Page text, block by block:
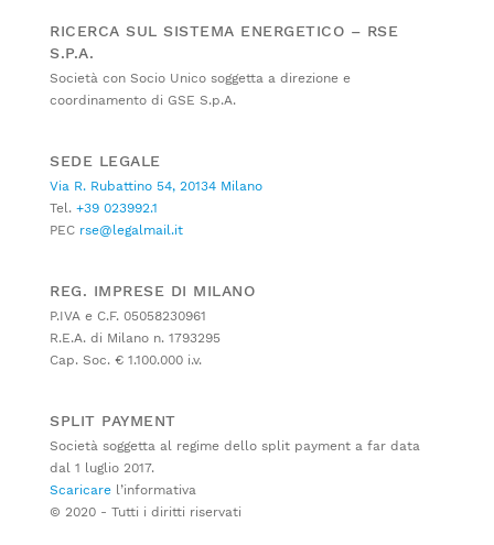
RICERCA SUL SISTEMA ENERGETICO – RSE
S.P.A.
Società con Socio Unico soggetta a direzione e
coordinamento di GSE S.p.A.
SEDE LEGALE
Via R. Rubattino 54, 20134 Milano
Tel. +39 023992.1
PEC rse@legalmail.it
REG. IMPRESE DI MILANO
P.IVA e C.F. 05058230961
R.E.A. di Milano n. 1793295
Cap. Soc. € 1.100.000 i.v.
SPLIT PAYMENT
Società soggetta al regime dello split payment a far data
dal 1 luglio 2017.
Scaricare l’informativa
© 2020 - Tutti i diritti riservati